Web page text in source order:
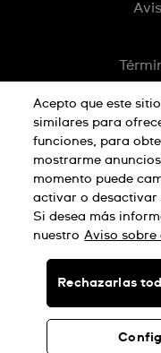
© SWATCH AG 2026,
Acepto que este
similares para
funciones, para
mostrarme
momento puede
activar o desactivar
Si desea más
nuestro Aviso sobre
Rechazarlas